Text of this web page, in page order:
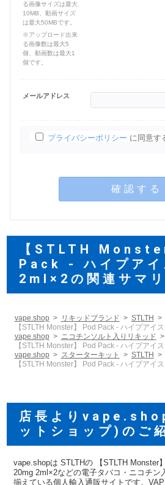
る画像サイズは最大
10MB、動画サイズ
は最大50MBです。
※アップロード出来
る画像数は最大5
個、動画数は最大1
個です。
メールアドレス
プライバシーポリシー に同意す
確認する
【STLTH
Pack - ハイプア
2ml×2の関連サマリ
vape.shop リキッドブランド
STLTH
【STLTH Monster】 Pod Pack - ハイプアイ
vape.shop
ニコチンソルト入りリキッド
【STLTH Monster】 Pod Pack - ハイプアイ
vape.shop
スターターキット
STLTH
【STLTH Monster】 Pod Pack - ハイプアイ
店長より
ットショップ)のご
vape.shopは STLTHの 【STLTH Monster
20mg 2ml×2などの電子タバコ・ニコチン
揃えている個人輸入通販サイトです。